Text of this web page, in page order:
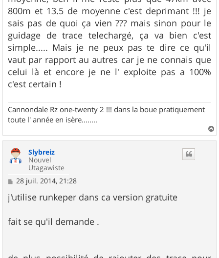
800m et 13.5 de moyenne c'est deprimant !!! je
sais pas de quoi ça vien ??? mais sinon pour le
guidage de trace telechargé, ça va bien c'est
simple..... Mais je ne peux pas te dire ce qu'il
vaut par rapport au autres car je ne connais que
celui là et encore je ne l' exploite pas a 100%
c'est certain !
Cannondale Rz one-twenty 2 !!! dans la boue pratiquement
toute l' année en isère........
a
Slybreiz
Nouvel
Utagawiste
M
s
s
g
e
28 juil. 2014, 21:28
j'utilise runkeper dans ca version gratuite
fait se qu'il demande .